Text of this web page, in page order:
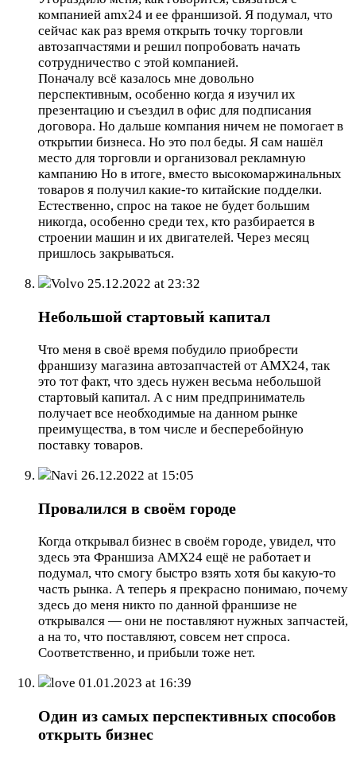
компанией amx24 и ее франшизой. Я подумал, что
сейчас как раз время открыть точку торговли
автозапчастями и решил попробовать начать
сотрудничество с этой компанией.
Поначалу всё казалось мне довольно
перспективным, особенно когда я изучил их
презентацию и съездил в офис для подписания
договора. Но дальше компания ничем не помогает в
открытии бизнеса. Но это пол беды. Я сам нашёл
место для торговли и организовал рекламную
кампанию Но в итоге, вместо высокомаржинальных
товаров я получил какие-то китайские подделки.
Естественно, спрос на такое не будет большим
никогда, особенно среди тех, кто разбирается в
строении машин и их двигателей. Через месяц
пришлось закрываться.
Volvo 25.12.2022 at 23:32
Небольшой стартовый капитал
Что меня в своё время побудило приобрести
франшизу магазина автозапчастей от AMX24, так
это тот факт, что здесь нужен весьма небольшой
стартовый капитал. А с ним предприниматель
получает все необходимые на данном рынке
преимущества, в том числе и бесперебойную
поставку товаров.
Navi 26.12.2022 at 15:05
Провалился в своём городе
Когда открывал бизнес в своём городе, увидел, что
здесь эта Франшиза AMX24 ещё не работает и
подумал, что смогу быстро взять хотя бы какую-то
часть рынка. А теперь я прекрасно понимаю, почему
здесь до меня никто по данной франшизе не
открывался — они не поставляют нужных запчастей,
а на то, что поставляют, совсем нет спроса.
Соответственно, и прибыли тоже нет.
love 01.01.2023 at 16:39
Один из самых перспективных способов
открыть бизнес